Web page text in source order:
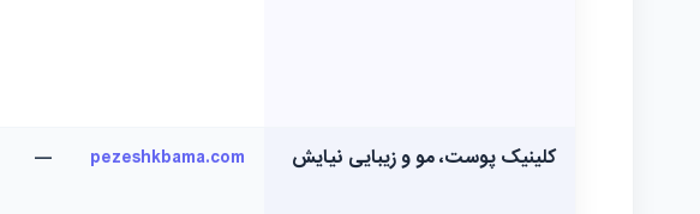
کلینیک پوست، مو و زیبایی نیایش pezeshkbama.com
—